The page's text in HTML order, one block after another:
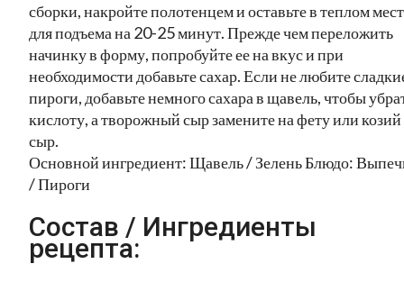
сборки, накройте полотенцем и оставьте в теплом
для подъема на 20-25 минут. Прежде чем переложить
начинку в форму, попробуйте ее на вкус и при
необходимости добавьте сахар. Если не любите
пироги, добавьте немного сахара в щавель, чтобы
кислоту, а творожный сыр замените на фету или козий
сыр.
Основной ингредиент: Щавель / Зелень Блюдо:
/ Пироги
Состав / Ингредиенты
рецепта: